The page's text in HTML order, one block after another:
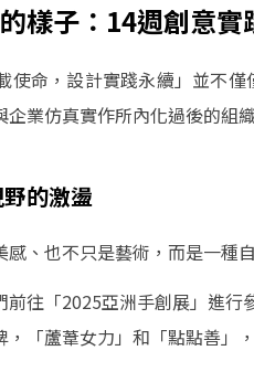
樣子：14週創意實
使命，設計實踐永續」並不
業仿真實作所內化過後的組
的激盪
、也不只是藝術，而是一種
往「2025亞洲手創展」進
「蘆葦女力」和「點點善」